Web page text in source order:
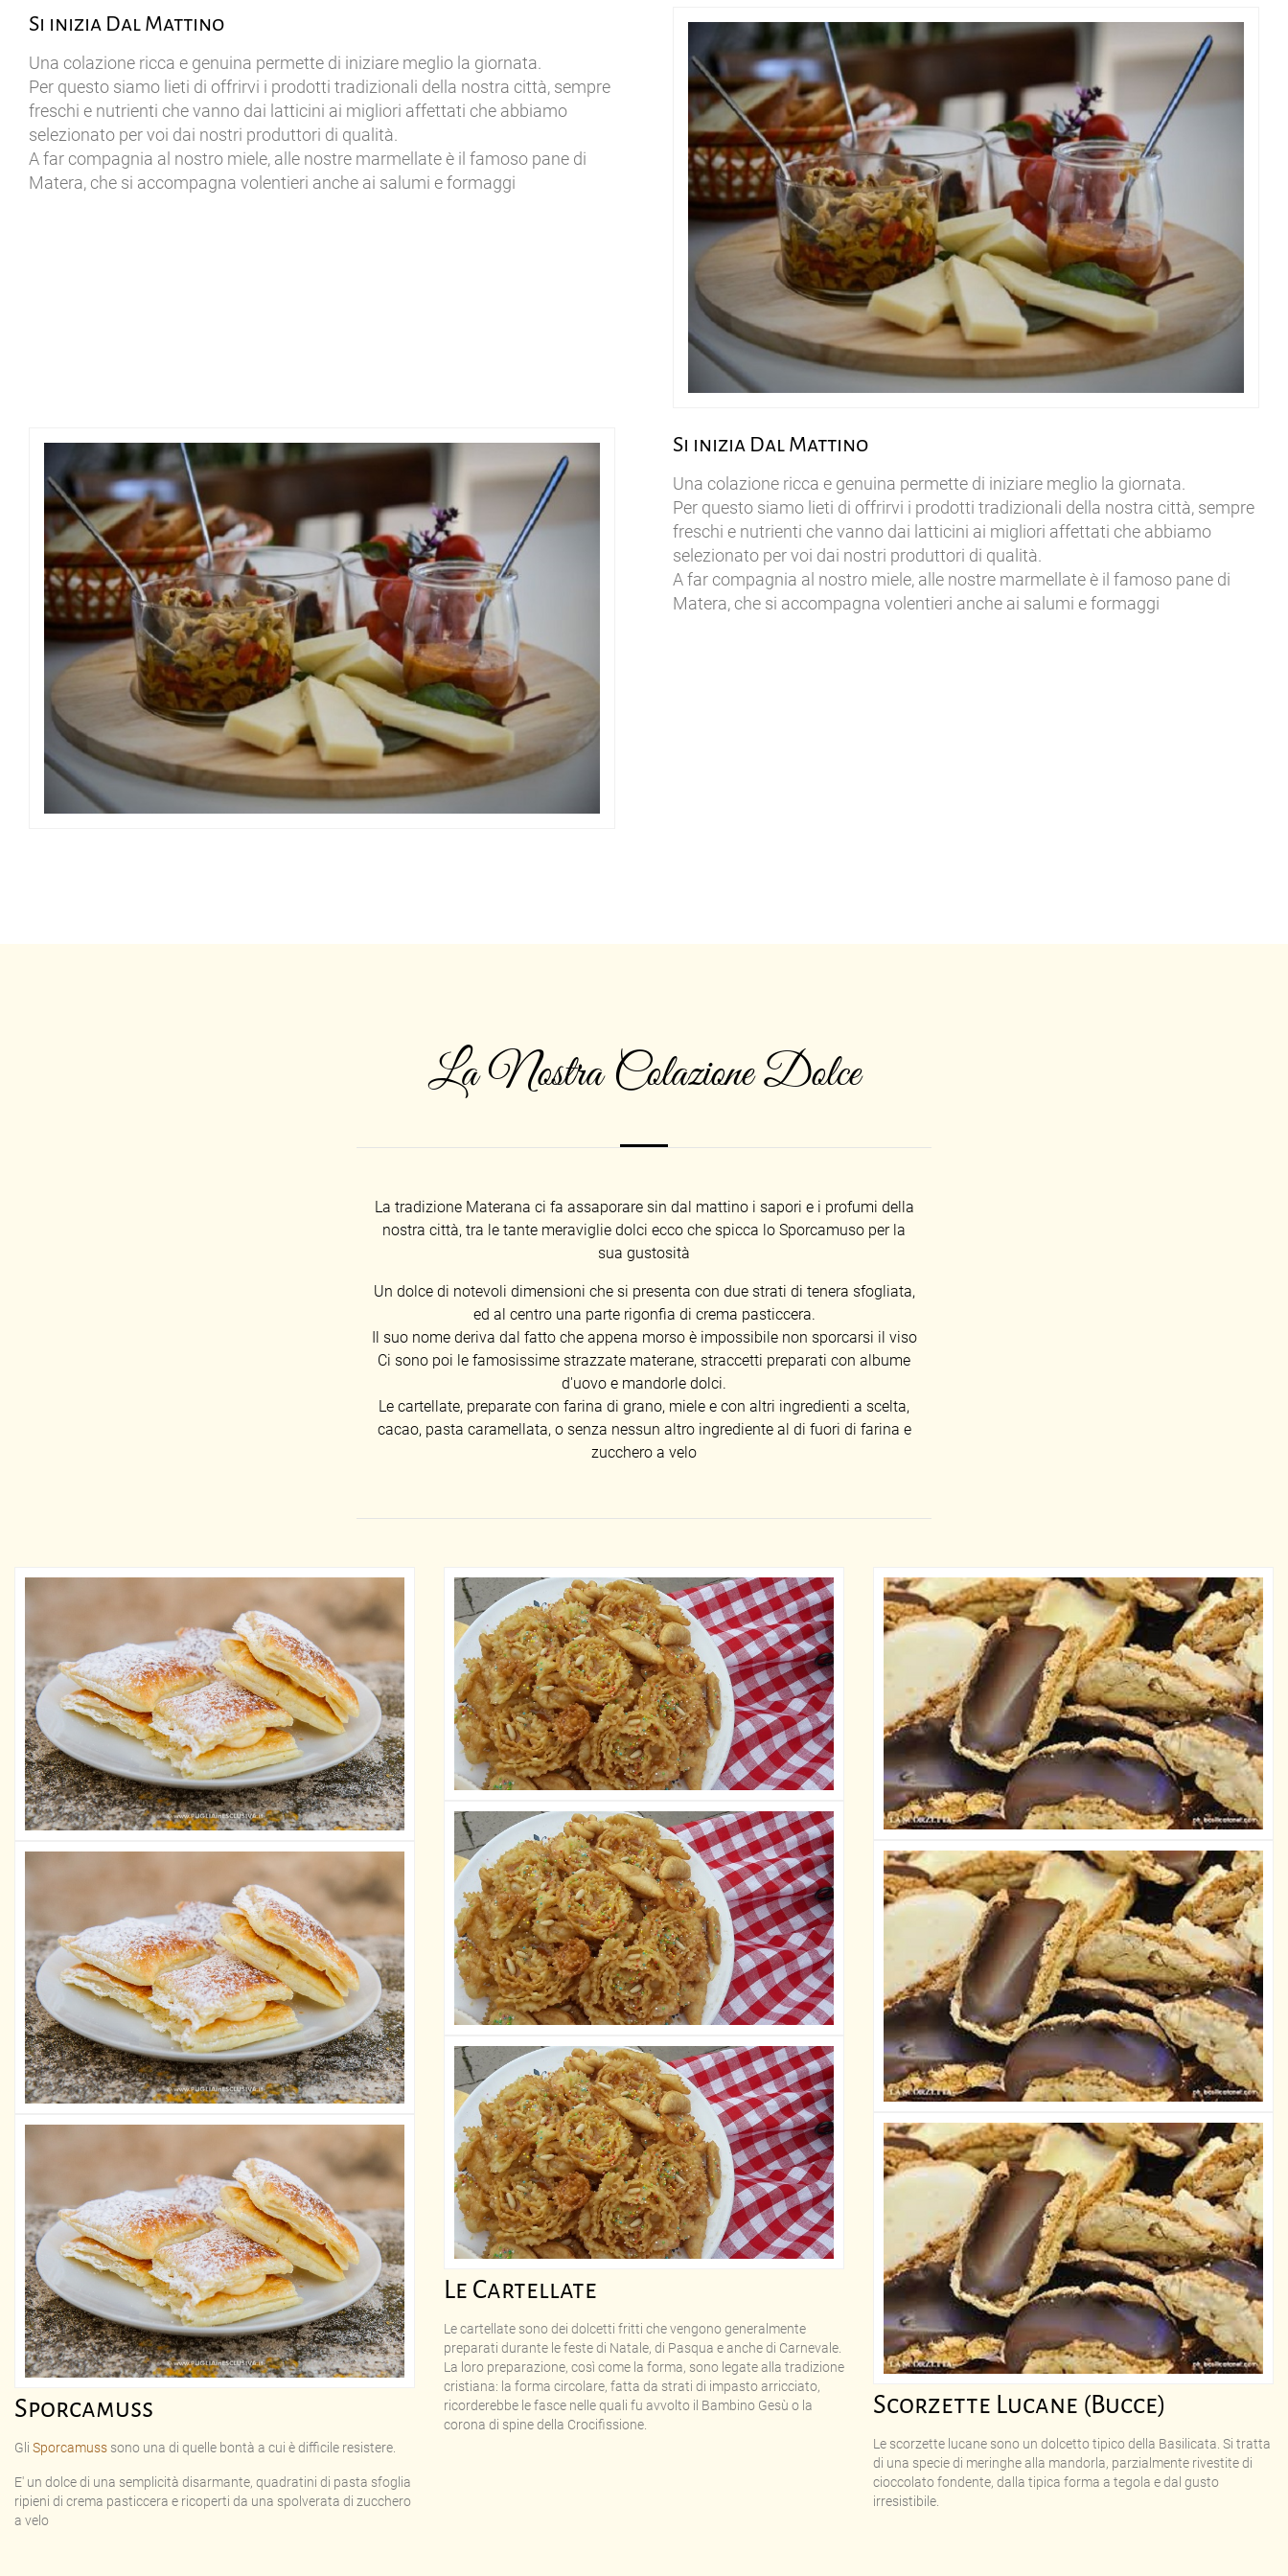
Si inizia Dal Mattino
Una colazione ricca e genuina permette di iniziare meglio la giornata.
Per questo siamo lieti di offrirvi i prodotti tradizionali della nostra città, sempre
freschi e nutrienti che vanno dai latticini ai migliori affettati che abbiamo
selezionato per voi dai nostri produttori di qualità.
A far compagnia al nostro miele, alle nostre marmellate è il famoso pane di
Matera, che si accompagna volentieri anche ai salumi e formaggi
Si inizia Dal Mattino
Una colazione ricca e genuina permette di iniziare meglio la giornata.
Per questo siamo lieti di offrirvi i prodotti tradizionali della nostra città, sempre
freschi e nutrienti che vanno dai latticini ai migliori affettati che abbiamo
selezionato per voi dai nostri produttori di qualità.
A far compagnia al nostro miele, alle nostre marmellate è il famoso pane di
Matera, che si accompagna volentieri anche ai salumi e formaggi
La Nostra Colazione Dolce
La tradizione Materana ci fa assaporare sin dal mattino i sapori e i profumi della
nostra città, tra le tante meraviglie dolci ecco che spicca lo Sporcamuso per la
sua gustosità
Un dolce di notevoli dimensioni che si presenta con due strati di tenera sfogliata,
ed al centro una parte rigonfia di crema pasticcera.
Il suo nome deriva dal fatto che appena morso è impossibile non sporcarsi il viso
Ci sono poi le famosissime strazzate materane, straccetti preparati con albume
d'uovo e mandorle dolci.
Le cartellate, preparate con farina di grano, miele e con altri ingredienti a scelta,
cacao, pasta caramellata, o senza nessun altro ingrediente al di fuori di farina e
zucchero a velo
Sporcamuss
Gli Sporcamuss sono una di quelle bontà a cui è difficile resistere.
E' un dolce di una semplicità disarmante, quadratini di pasta sfoglia
ripieni di crema pasticcera e ricoperti da una spolverata di zucchero
a velo
Le Cartellate
Le cartellate sono dei dolcetti fritti che vengono generalmente
preparati durante le feste di Natale, di Pasqua e anche di Carnevale.
La loro preparazione, così come la forma, sono legate alla tradizione
cristiana: la forma circolare, fatta da strati di impasto arricciato,
ricorderebbe le fasce nelle quali fu avvolto il Bambino Gesù o la
corona di spine della Crocifissione.
Scorzette Lucane (Bucce)
Le scorzette lucane sono un dolcetto tipico della Basilicata. Si tratta
di una specie di meringhe alla mandorla, parzialmente rivestite di
cioccolato fondente, dalla tipica forma a tegola e dal gusto
irresistibile.